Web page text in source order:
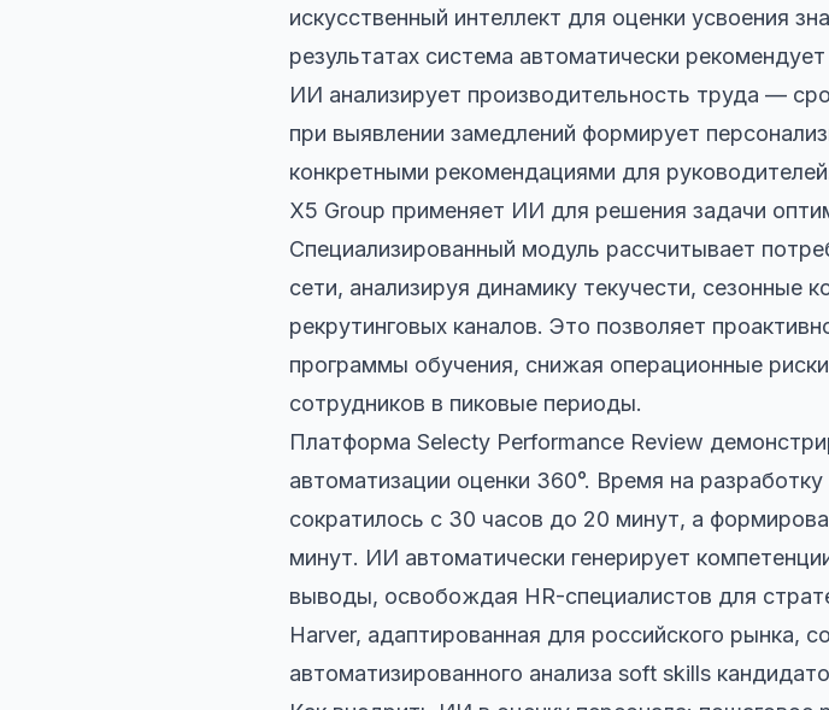
искусственный интеллект для оценки усвоения
результатах система автоматически
ИИ анализирует производительность труда —
при выявлении замедлений формирует
конкретными рекомендациями для
X5 Group применяет ИИ для решения задачи
Специализированный модуль рассчитывает
сети, анализируя динамику текучести, сезонные
рекрутинговых каналов. Это позволяет
программы обучения, снижая операционные
сотрудников в пиковые периоды.
Платформа Selecty Performance Review
автоматизации оценки 360°. Время на
сократилось с 30 часов до 20 минут, а
минут. ИИ автоматически генерирует
выводы, освобождая HR-специалистов для
Harver, адаптированная для российского рынка,
автоматизированного анализа soft skills